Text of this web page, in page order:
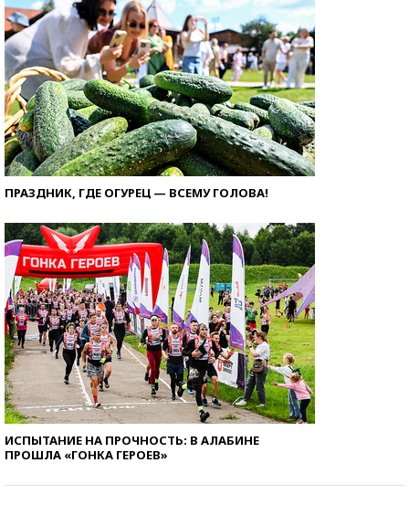
ПРАЗДНИК, ГДЕ ОГУРЕЦ — ВСЕМУ ГОЛОВА!
ИСПЫТАНИЕ НА ПРОЧНОСТЬ: В АЛАБИНЕ
ПРОШЛА «ГОНКА ГЕРОЕВ»